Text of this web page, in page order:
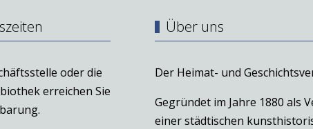
oder die
erreichen Sie
Über uns
Der Heimat- und
Gegründet im Jahre 1880 als
einer städtischen